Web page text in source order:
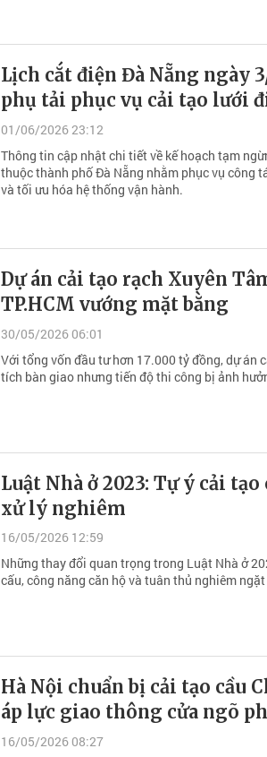
Lịch cắt điện Đà Nẵng ngày
phụ tải phục vụ cải tạo lưới
01/06/2026 23:12
Thông tin cập nhật chi tiết về kế hoạch tạm
thuộc thành phố Đà Nẵng nhằm phục vụ công
và tối ưu hóa hệ thống vận hành.
Dự án cải tạo rạch Xuyên
TP.HCM vướng mặt bằng
30/05/2026 06:01
Với tổng vốn đầu tư hơn 17.000 tỷ đồng, dự án
tích bàn giao nhưng tiến độ thi công bị ảnh
Luật Nhà ở 2023: Tự ý cải
xử lý nghiêm
16/05/2026 12:59
Những thay đổi quan trọng trong Luật Nhà ở
cấu, công năng căn hộ và tuân thủ nghiêm
Hà Nội chuẩn bị cải tạo cầu
áp lực giao thông cửa ngõ
16/05/2026 08:27